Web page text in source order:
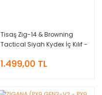
Tisaş Zig-14 & Browning
Tactical Siyah Kydex İç Kılıf -
1.499,00 TL